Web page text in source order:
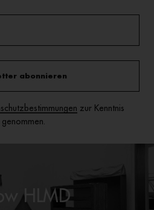
zur Kenntnis
genommen.
abonnieren
HLMD